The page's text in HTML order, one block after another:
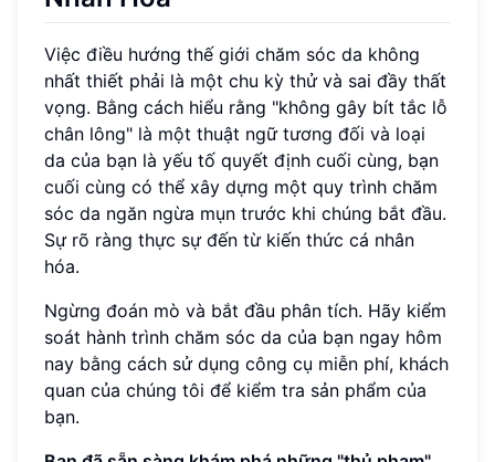
Việc điều hướng thế giới chăm sóc da không
nhất thiết phải là một chu kỳ thử và sai đầy thất
vọng. Bằng cách hiểu rằng "không gây bít tắc lỗ
chân lông" là một thuật ngữ tương đối và loại
da của bạn là yếu tố quyết định cuối cùng, bạn
cuối cùng có thể xây dựng một quy trình chăm
sóc da ngăn ngừa mụn trước khi chúng bắt đầu.
Sự rõ ràng thực sự đến từ kiến thức cá nhân
hóa.
Ngừng đoán mò và bắt đầu phân tích. Hãy kiểm
soát hành trình chăm sóc da của bạn ngay hôm
nay bằng cách sử dụng công cụ miễn phí, khách
quan của chúng tôi để kiểm tra sản phẩm của
bạn.